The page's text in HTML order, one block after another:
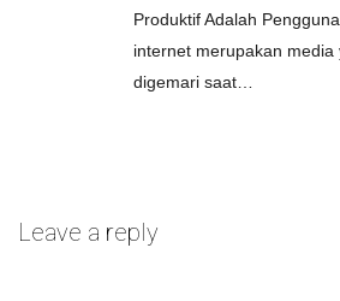
Produktif Adalah
internet merupakan
digemari saat…
Leave a reply